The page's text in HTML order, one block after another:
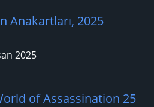
Anakartları, 2025
2025
of Assassination 25